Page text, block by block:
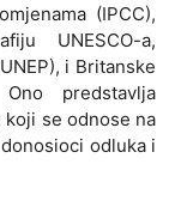
(IPCC),
UNESCO-a,
i Britanske
predstavlja
se odnose na
odluka i